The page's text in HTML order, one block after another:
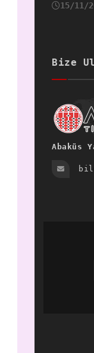
15/11/
Bize
Abaküs